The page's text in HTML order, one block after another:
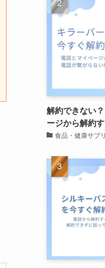
解約できない
ージから解約
食品・健康サプリ